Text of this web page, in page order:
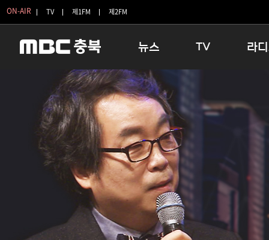
ON-AIR TV 제1FM 제2FM
뉴스
충청북도
충청북도 교육청
청주
충주
괴산
단양
보은
영동
옥천
음성
TV
인생내컷
전국시대
시청자 FLEX
특집프로그램
종영프로그램
라